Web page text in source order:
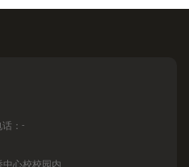
话：-
中心校校园内